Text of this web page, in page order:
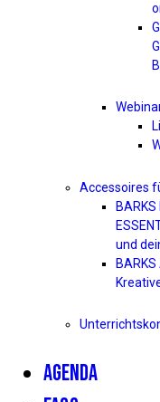
Accessoires
BARKS
und
BARKS
AGENDA